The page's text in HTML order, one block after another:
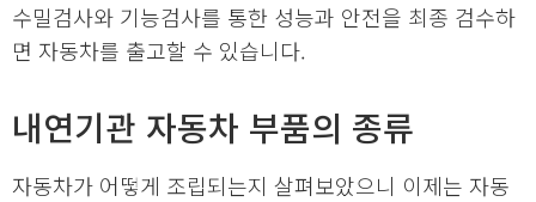
수밀검사와 기능검사를 통한 성능과 안전을 최종 검수하
면 자동차를 출고할 수 있습니다.
내연기관 자동차 부품의 종류
자동차가 어떻게 조립되는지 살펴보았으니 이제는 자동